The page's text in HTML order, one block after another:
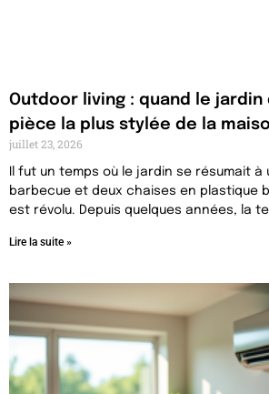
Outdoor living : quand le jardin
pièce la plus stylée de la
juillet 23, 2026
Il fut un temps où le jardin se résumait à
barbecue et deux chaises en plastique
est révolu. Depuis quelques années, la
Lire la suite »